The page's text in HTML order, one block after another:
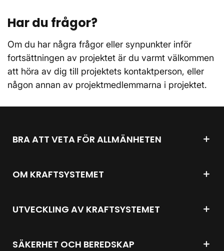
Har du frågor?
Om du har några frågor eller synpunkter inför
fortsättningen av projektet är du varmt välkommen
att höra av dig till projektets kontaktperson, eller
någon annan av projektmedlemmarna i projektet.
BRA ATT VETA FÖR ALLMÄNHETEN
OM KRAFTSYSTEMET
UTVECKLING AV KRAFTSYSTEMET
SÄKERHET OCH BEREDSKAP